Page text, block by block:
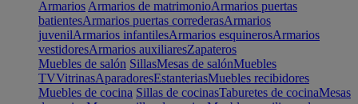
Armarios Armarios de matrimonioArmarios puertas
batientesArmarios puertas correderasArmarios
juvenilArmarios infantilesArmarios esquinerosArmarios
vestidoresArmarios auxiliaresZapateros
Muebles de salón SillasMesas de salónMuebles
TVVitrinasAparadoresEstanteriasMuebles recibidores
Muebles de cocina Sillas de cocinasTaburetes de cocinaMesas